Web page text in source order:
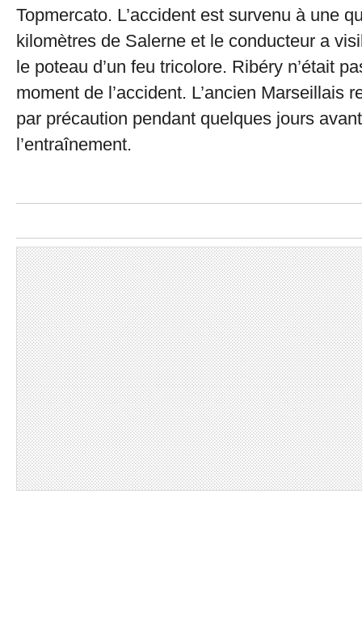
Topmercato. L’accident est survenu à une
kilomètres de Salerne et le conducteur a
le poteau d’un feu tricolore. Ribéry n’était
moment de l’accident. L’ancien Marseillais
par précaution pendant quelques jours
l’entraînement.